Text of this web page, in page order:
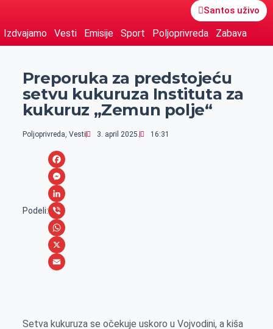
Santos uživo
Izdvajamo Vesti Emisije Sport Poljoprivreda Zabava
Preporuka za predstojeću
setvu kukuruza Instituta za
kukuruz „Zemun polje“
Poljoprivreda, Vesti 3. april 2025. 16:31
Podeli:
F
a
c
e
b
o
M
e
s
s
e
L
i
n
k
V
i
b
W
h
X
Setva kukuruza se očekuje uskoro u Vojvodini, a kiša